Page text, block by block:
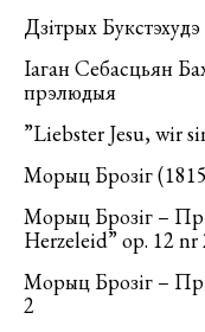
Дзітрых
Іаган Себасцьян
прэлюдыя
”Liebster Jesu, wir
Морыц Брозіг
Морыц Брозіг –
Herzeleid” op. 12 nr
Морыц Брозіг –
2